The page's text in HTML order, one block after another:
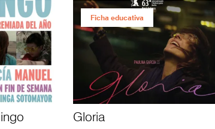
Ficha educativa
Gloria